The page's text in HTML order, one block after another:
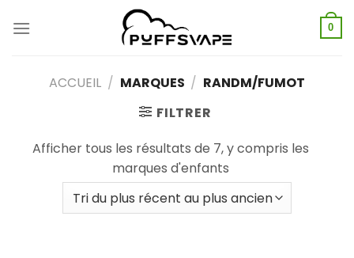
0
ACCUEIL / MARQUES / RANDM/FUMOT
FILTRER
Afficher tous les résultats de 7, y compris les
marques d'enfants